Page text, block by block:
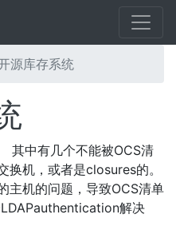
源库存系统
其中有几个不能被OCS清
换机，或者是closures的。
主机的问题，导致OCS清单
解决